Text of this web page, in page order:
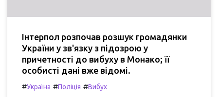
Інтерпол розпочав розшук громадянки
України у зв'язку з підозрою у
причетності до вибуху в Монако; її
особисті дані вже відомі.
#Україна #Поліція #Вибух